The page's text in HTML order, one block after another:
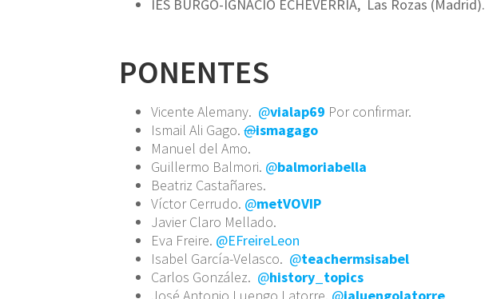
IES BURGO-IGNACIO ECHEVERRÍA, Las Rozas (Madrid).
PONENTES
Vicente Alemany. @vialap69 Por confirmar.
Ismail Ali Gago.@ismagago
Manuel del Amo.
Guillermo Balmori. @balmoriabella
Beatriz Castañares.
Víctor Cerrudo. @metVOVIP
Javier Claro Mellado.
Eva Freire. @EFreireLeon
Isabel García-Velasco. @teachermsisabel
Carlos González. @history_topics